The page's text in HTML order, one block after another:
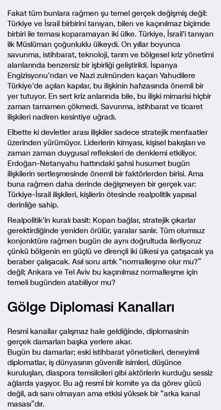
Fakat tüm bunlara rağmen şu temel gerçek değişmiş değil:
Türkiye ve İsrail birbirini tanıyan, bilen ve kaçınılmaz biçimde
birbiri ile teması koparamayan iki ülke. Türkiye, İsrail’i tanıyan
ilk Müslüman çoğunluklu ülkeydi. On yıllar boyunca
savunma, istihbarat, teknoloji, tarım ve bölgesel kriz yönetimi
alanlarında benzersiz bir işbirliği geliştirildi. İspanya
Engizisyonu’ndan ve Nazi zulmünden kaçan Yahudilere
Türkiye’de açılan kapılar, bu ilişkinin hafızasında önemli bir
yer tutuyor. En sert kriz anlarında bile, bu ilişki mimarisi hiçbir
zaman tamamen çökmedi. Savunma, istihbarat ve ticaret
ilişkileri nadiren kesintiye uğradı.
Elbette ki devletler arası ilişkiler sadece stratejik menfaatler
üzerinden yürümüyor. Liderlerin kimyası, kişisel bakışları ve
zaman zaman duygusal refleksleri de denklemi etkiliyor.
Erdoğan–Netanyahu hattındaki şahsi husumet bugün
ilişkilerin sertleşmesinde önemli bir faktörlerden birisi. Ama
buna rağmen daha derinde değişmeyen bir gerçek var:
Türkiye–İsrail ilişkileri, kişilerin ötesinde realpolitik yapısal
derinliğe sahip.
Realpolitik’in kuralı basit: Kopan bağlar, stratejik çıkarlar
gerektirdiğinde yeniden örülür, yaralar sarılır. Tüm olumsuz
konjonktüre rağmen bugün de aynı doğrultuda ilerliyoruz
çünkü bölgenin en güçlü ve dirençli iki ülkesi ya çatışacak ya
beraber çalışacak. Asıl soru artık “normalleşme olur mu?”
değil; Ankara ve Tel Aviv bu kaçınılmaz normalleşme için
temeli bugünden atabiliyor mu?
Gölge Diplomasi Kanalları
Resmî kanallar çalışmaz hale geldiğinde, diplomasinin
gerçek damarları başka yerlere akar.
Bugün bu damarlar; eski istihbarat yöneticileri, deneyimli
diplomatlar, iş dünyasının güvenilir isimleri, düşünce
kuruluşları, diaspora temsilcileri gibi aktörlerin kurduğu sessiz
ağlarda yaşıyor. Bu ağ resmî bir komite ya da görev gücü
değil, adı sanı olmayan ama etkisi yüksek bir “arka kanal
masası”dır.